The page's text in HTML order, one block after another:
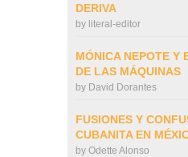
DERIVA
by literal-editor
MÓNICA NEPOTE Y
DE LAS MÁQUINAS
by David Dorantes
FUSIONES Y
CUBANITA EN
by Odette Alonso